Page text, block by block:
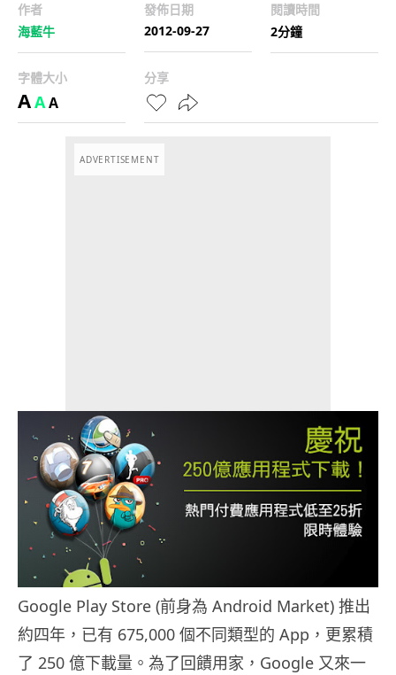
作者
海藍牛
發佈日期
2012-09-27
閱讀時間
2分鐘
字體大小
AAA
分享
ADVERTISEMENT
Google Play Store (前身為 Android Market) 推出
約四年，已有 675,000 個不同類型的 App，更累積
了 250 億下載量。為了回饋用家，Google 又來一